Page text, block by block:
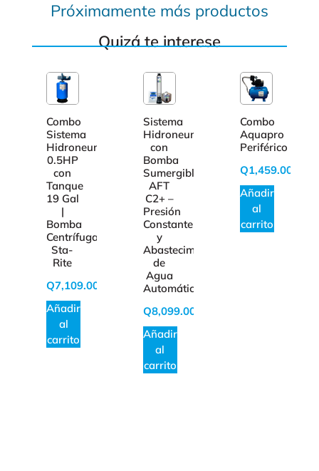
Próximamente más productos
Quizá te interese
Combo
Sistema
Hidroneumático
0.5HP
con
Tanque
19 Gal
|
Bomba
Centrífuga
Sta-
Rite
Q7,109.00
Añadir
al
carrito
Sistema
Hidroneumático
con
Bomba
Sumergible
AFT
C2+ –
Presión
Constante
y
Abastecimiento
de
Agua
Automático
Q8,099.00
Añadir
al
carrito
Combo
Aquapro
Periférico
Q1,459.00
Añadir
al
carrito